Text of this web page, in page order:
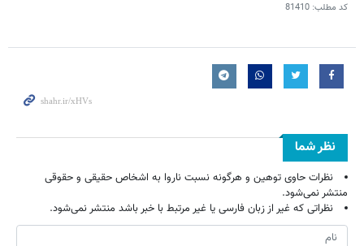
کد مطلب: 81410
نظر شما
نظرات حاوی توهین و هرگونه نسبت ناروا به اشخاص حقیقی و حقوقی
منتشر نمی‌شود.
نظراتی که غیر از زبان فارسی یا غیر مرتبط با خبر باشد منتشر نمی‌شود.